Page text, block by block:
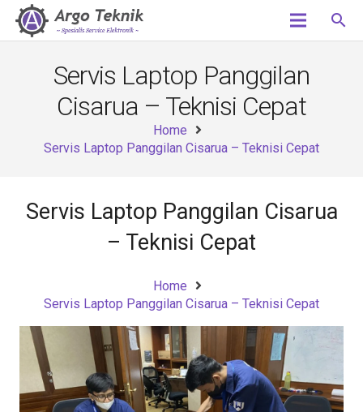
search
Servis Laptop Panggilan
Cisarua – Teknisi Cepat
Home
Servis Laptop Panggilan Cisarua – Teknisi Cepat
Servis Laptop Panggilan Cisarua
– Teknisi Cepat
Home
Servis Laptop Panggilan Cisarua – Teknisi Cepat